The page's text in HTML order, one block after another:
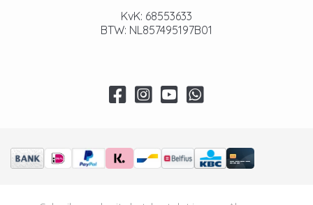
KvK: 68553633
BTW: NL857495197B01